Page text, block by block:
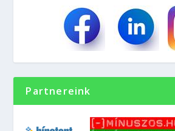
Partnereink